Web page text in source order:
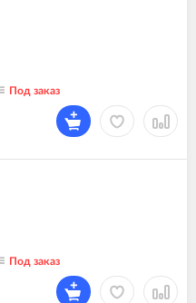
Под заказ
Под заказ